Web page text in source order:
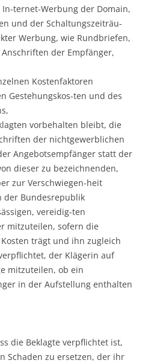
In-ternet-Werbung der Domain,
und der Schaltungszeiträu-
Werbung, wie Rundbriefen,
der Empfänger,
Kostenfaktoren
Gestehungskos-ten und des
vorbehalten bleibt, die
der nichtgewerblichen
Angebotsempfänger statt der
dieser zu bezeichnenden,
zur Verschwiegen-heit
der Bundesrepublik
vereidig-ten
mitzuteilen, sofern die
trägt und ihn zugleich
der Klägerin auf
mitzuteilen, ob ein
in der Aufstellung enthalten
die Beklagte verpflichtet ist,
Schaden zu ersetzen, der ihr